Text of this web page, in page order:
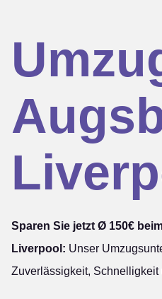
Sparen Sie jetzt Ø 150€
Liverpool: Unser
Zuverlässigkeit, Schnelligkeit